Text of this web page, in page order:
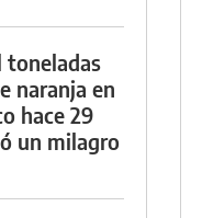
toneladas
naranja en
hace 29
un milagro